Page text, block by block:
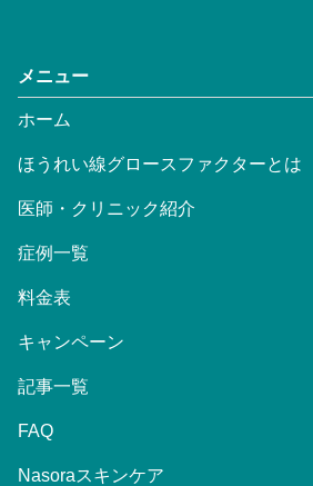
メニュー
ホーム
ほうれい線グロースファクターとは
医師・クリニック紹介
症例一覧
料金表
キャンペーン
記事一覧
FAQ
Nasoraスキンケア